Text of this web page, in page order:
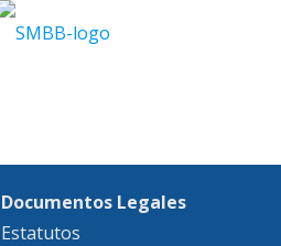
Documentos Legales
Estatutos